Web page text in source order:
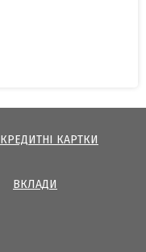
КРЕДИТНІ КАРТКИ
ВКЛАДИ